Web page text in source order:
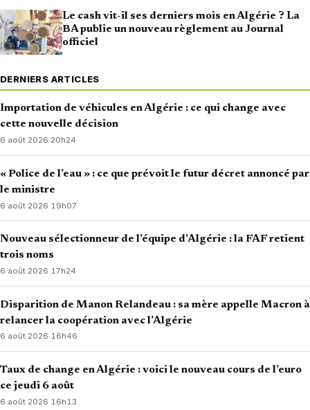
Le cash vit-il ses derniers mois en Algérie ? La
BA publie un nouveau règlement au Journal
officiel
DERNIERS ARTICLES
Importation de véhicules en Algérie : ce qui change avec
cette nouvelle décision
6 août 2026·20h24
« Police de l’eau » : ce que prévoit le futur décret annoncé par
le ministre
6 août 2026· 19h07
Nouveau sélectionneur de l’équipe d’Algérie : la FAF retient
trois noms
6 août 2026·17h24
Disparition de Manon Relandeau : sa mère appelle Macron à
relancer la coopération avec l’Algérie
6 août 2026·16h46
Taux de change en Algérie : voici le nouveau cours de l’euro
ce jeudi 6 août
6 août 2026· 16h13